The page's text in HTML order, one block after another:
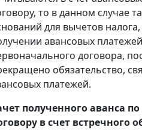
то в данном случае
для вычетов
авансовых
договора,
обязательство,
платежей.
полученного аванса
в счет встречного